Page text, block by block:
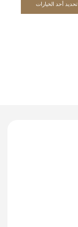
تحديد أحد الخيارات